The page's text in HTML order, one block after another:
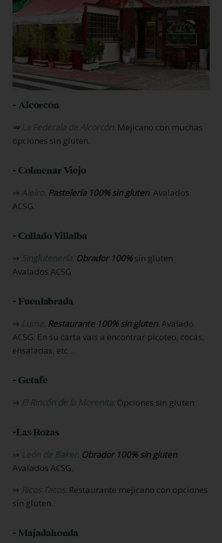
- Alcorcón
⇒ La Federala de Alcorcón. Mejicano con muchas
opciones sin gluten.
- Colmenar Viejo
⇒ Aleiro. Pastelería 100% sin gluten. Avalados
ACSG.
- Collado Villalba
⇒ Singlutenería. Obrador 100%sin gluten.
Avalados ACSG
- Fuenlabrada
⇒ Lume. Restaurante 100% sin gluten. Avalado
ACSG. En su carta vais a encontrar picoteo, cocas,
ensaladas, etc…
- Getafe
⇒ El Rincón de la Morenita. Opciones sin gluten
-Las Rozas
⇒ León de Baker. Obrador 100% sin gluten.
Avalados ACSG.
⇒ Ricos Tacos. Restaurante mejicano con opciones
sin gluten.
- Majadahonda